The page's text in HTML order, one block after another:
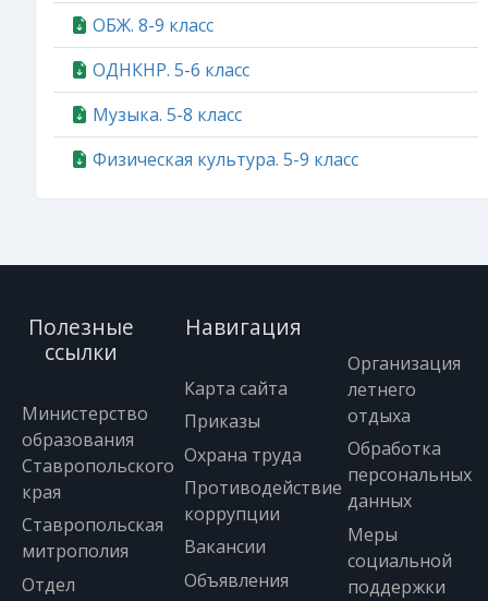
ОБЖ. 8-9 класс
ОДНКНР. 5-6 класс
Музыка. 5-8 класс
Физическая культура. 5-9 класс
Полезные
ссылки
Министерство
образования
Ставропольского
края
Ставропольская
митрополия
Отдел
Навигация
Карта сайта
Приказы
Охрана труда
Противодействие
коррупции
Вакансии
Объявления
Организация
летнего
отдыха
Обработка
персональных
данных
Меры
социальной
поддержки